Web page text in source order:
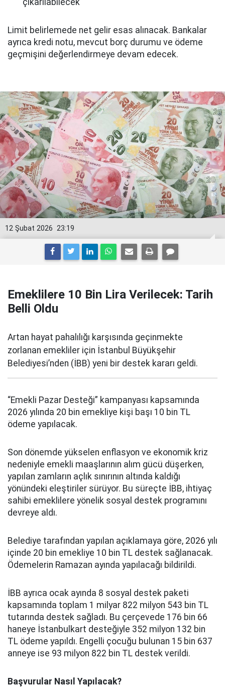
çıkarılabilecek
Limit belirlemede net gelir esas alınacak. Bankalar
ayrıca kredi notu, mevcut borç durumu ve ödeme
geçmişini değerlendirmeye devam edecek.
23:19
12 Şubat 2026
Emeklilere 10 Bin Lira Verilecek: Tarih
Belli Oldu
Artan hayat pahalılığı karşısında geçinmekte
zorlanan emekliler için İstanbul Büyükşehir
Belediyesi’nden (İBB) yeni bir destek kararı geldi.
“Emekli Pazar Desteği” kampanyası kapsamında
2026 yılında 20 bin emekliye kişi başı 10 bin TL
ödeme yapılacak.
Son dönemde yükselen enflasyon ve ekonomik kriz
nedeniyle emekli maaşlarının alım gücü düşerken,
yapılan zamların açlık sınırının altında kaldığı
yönündeki eleştiriler sürüyor. Bu süreçte İBB, ihtiyaç
sahibi emeklilere yönelik sosyal destek programını
devreye aldı.
Belediye tarafından yapılan açıklamaya göre, 2026 yılı
içinde 20 bin emekliye 10 bin TL destek sağlanacak.
Ödemelerin Ramazan ayında yapılacağı bildirildi.
İBB ayrıca ocak ayında 8 sosyal destek paketi
kapsamında toplam 1 milyar 822 milyon 543 bin TL
tutarında destek sağladı. Bu çerçevede 176 bin 66
haneye İstanbulkart desteğiyle 352 milyon 132 bin
TL ödeme yapıldı. Engelli çocuğu bulunan 15 bin 637
anneye ise 93 milyon 822 bin TL destek verildi.
Başvurular Nasıl Yapılacak?